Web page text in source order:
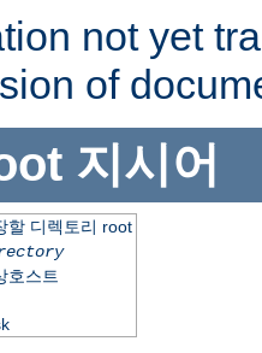
not yet
of
지시어
할 디렉토리 root
호스트